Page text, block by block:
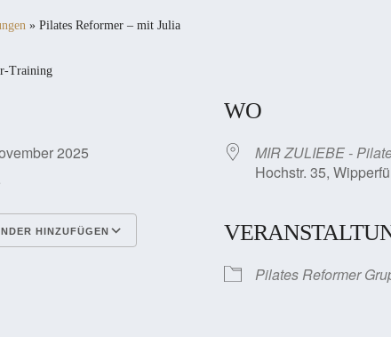
» Pilates Reformer – mit Julia
2025
HINZUFÜGEN
WO
MIR ZULIEBE -
Hochstr. 35,
Pilates Reformer